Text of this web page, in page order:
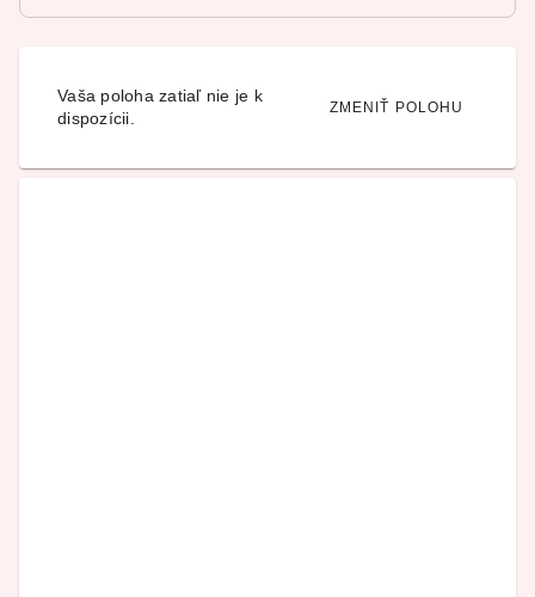
Vaša poloha zatiaľ nie je k
dispozícii.
ZMENIŤ POLOHU